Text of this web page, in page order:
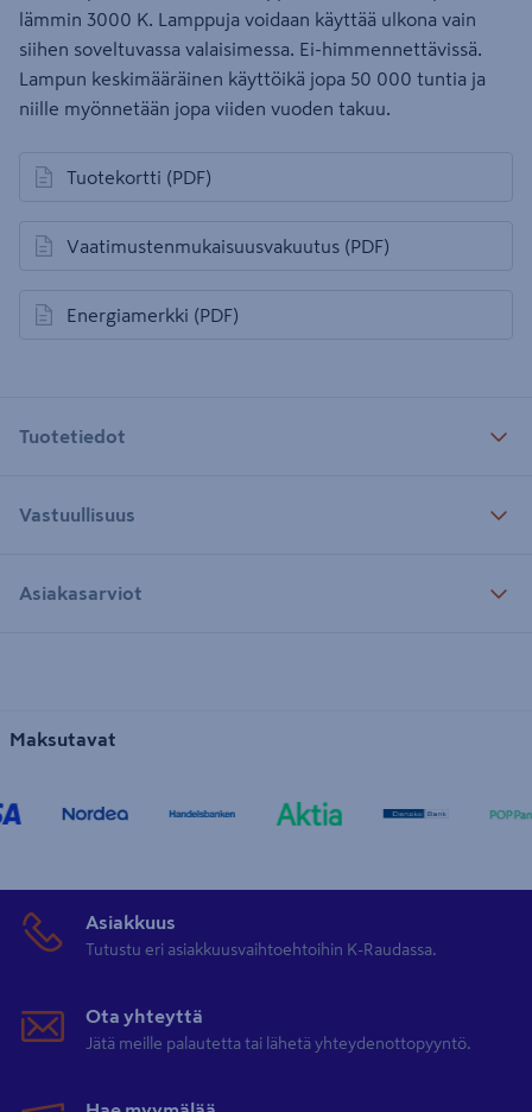
lämmin 3000 K. Lamppuja voidaan käyttää ulkona vain
siihen soveltuvassa valaisimessa. Ei-himmennettävissä.
Lampun keskimääräinen käyttöikä jopa 50 000 tuntia ja
niille myönnetään jopa viiden vuoden takuu.
Tuotekortti (PDF)
avautuu uuteen välilehteen
Vaatimustenmukaisuusvakuutus (PDF)
avautuu uuteen välilehteen
Energiamerkki (PDF)
avautuu uuteen välilehteen
Tuotetiedot
Vastuullisuus
Asiakasarviot
Maksutavat
Asiakkuus
Tutustu eri asiakkuusvaihtoehtoihin K-Raudassa.
Ota yhteyttä
Jätä meille palautetta tai lähetä yhteydenottopyyntö.